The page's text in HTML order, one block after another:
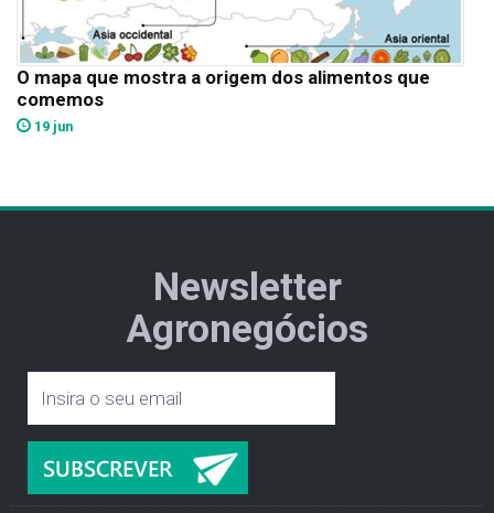
O mapa que mostra a origem dos alimentos que
comemos
19 jun
Newsletter
Agronegócios